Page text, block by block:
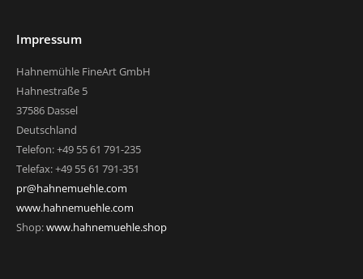
Impressum
Hahnemühle FineArt GmbH
Hahnestraße 5
37586 Dassel
Deutschland
Telefon: +49 55 61 791-235
Telefax: +49 55 61 791-351
pr@hahnemuehle.com
www.hahnemuehle.com
Shop:www.hahnemuehle.shop